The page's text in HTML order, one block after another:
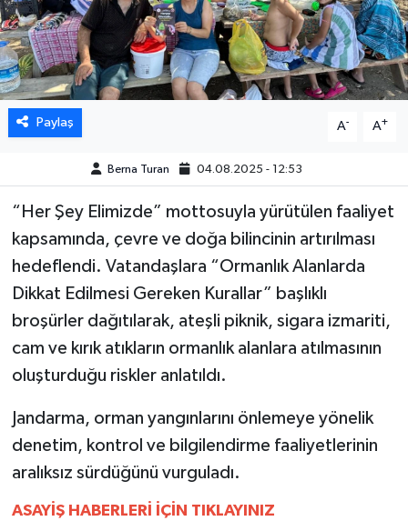
Paylaş A- A+
Berna Turan 04.08.2025 - 12:53
“Her Şey Elimizde” mottosuyla yürütülen faaliyet
kapsamında, çevre ve doğa bilincinin artırılması
hedeflendi. Vatandaşlara “Ormanlık Alanlarda
Dikkat Edilmesi Gereken Kurallar” başlıklı
broşürler dağıtılarak, ateşli piknik, sigara izmariti,
cam ve kırık atıkların ormanlık alanlara atılmasının
oluşturduğu riskler anlatıldı.
Jandarma, orman yangınlarını önlemeye yönelik
denetim, kontrol ve bilgilendirme faaliyetlerinin
aralıksız sürdüğünü vurguladı.
ASAYİŞ HABERLERİ İÇİN TIKLAYINIZ
GÜNDEM
HABERDE İNSAN
KÜLTÜR SANAT
MAGAZİN
ÖZEL HABER
SAĞLIK
SİYASET
TEKNOLOJİ